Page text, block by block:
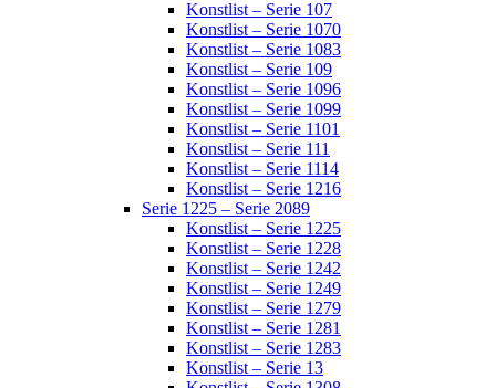
Konstlist – Serie 107
Konstlist – Serie 1070
Konstlist – Serie 1083
Konstlist – Serie 109
Konstlist – Serie 1096
Konstlist – Serie 1099
Konstlist – Serie 1101
Konstlist – Serie 111
Konstlist – Serie 1114
Konstlist – Serie 1216
Serie 1225 – Serie 2089
Konstlist – Serie 1225
Konstlist – Serie 1228
Konstlist – Serie 1242
Konstlist – Serie 1249
Konstlist – Serie 1279
Konstlist – Serie 1281
Konstlist – Serie 1283
Konstlist – Serie 13